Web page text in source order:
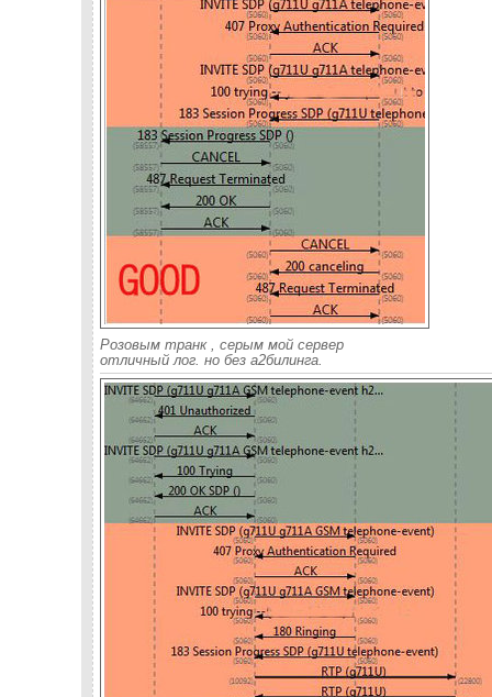
Розовым транк , серым мой сервер
отличный лог. но без а2билинга.